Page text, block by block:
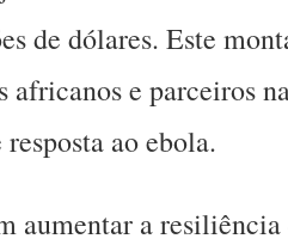
de dólares. Este
e parceiros
ao ebola.
aumentar a resiliência